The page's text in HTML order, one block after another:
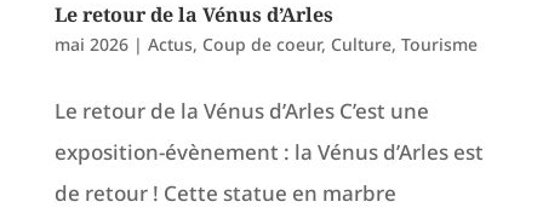
Le retour de la Vénus d’Arles
mai 2026| Actus, Coup de coeur, Culture, Tourisme
Le retour de la Vénus d’Arles C’est une
exposition-évènement : la Vénus d’Arles est
de retour ! Cette statue en marbre